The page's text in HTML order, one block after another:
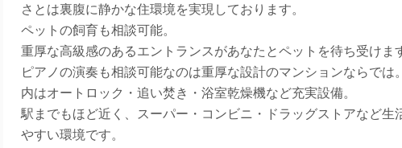
さとは裏腹に静かな住環境を実現しております。
ペットの飼育も相談可能。
重厚な高級感のあるエントランスがあなたとペットを待ち受けま
ピアノの演奏も相談可能なのは重厚な設計のマンションならでは
内はオートロック・追い焚き・浴室乾燥機など充実設備。
駅までもほど近く、スーパー・コンビニ・ドラッグストアなど生
やすい環境です。